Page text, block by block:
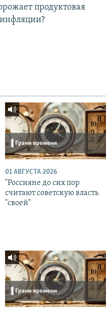
продуктовая
01 АВГУСТА 2026
"Россияне до сих пор
считают советскую власть
"своей"